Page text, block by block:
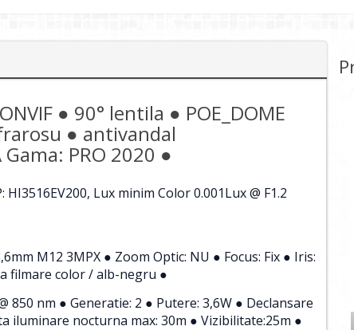
● 90° lentila ● POE_DOME
● antivandal
PRO 2020 ●
Lux minim Color 0.001Lux @ F1.2
M12 3MPX ● Zoom Optic: NU ● Focus: Fix ● Iris:
filmare color / alb-negru ●
nm ● Generatie: 2 ● Putere: 3,6W ● Declansare
iluminare nocturna max: 30m ● Vizibilitate:25m ●